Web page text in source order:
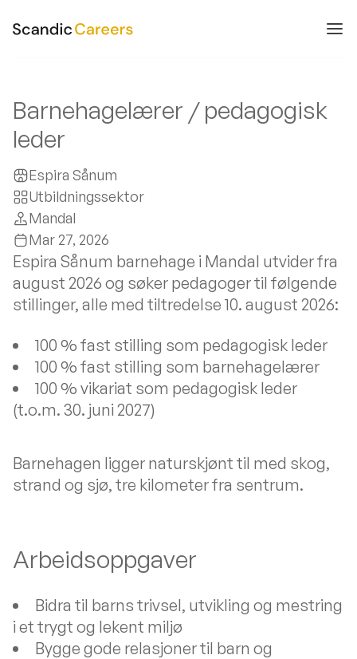
Barnehagelærer / pedagogisk
leder
Espira Sånum
Utbildningssektor
Mandal
Mar 27, 2026
Espira Sånum barnehage i Mandal utvider fra
august 2026 og søker pedagoger til følgende
stillinger, alle med tiltredelse 10. august 2026:
100 % fast stilling som pedagogisk leder
100 % fast stilling som barnehagelærer
100 % vikariat som pedagogisk leder
(t.o.m. 30. juni 2027)
Barnehagen ligger naturskjønt til med skog,
strand og sjø, tre kilometer fra sentrum.
Arbeidsoppgaver
Bidra til barns trivsel, utvikling og mestring
i et trygt og lekent miljø
Bygge gode relasjoner til barn og